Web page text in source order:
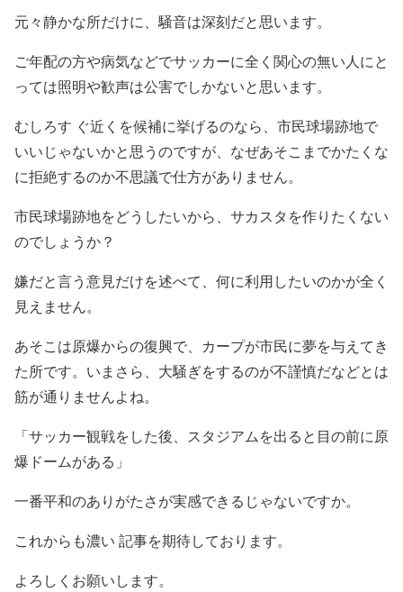
元々静かな所だけに、騒音は深刻だと思います。
ご年配の方や病気などでサッカーに全く関心の無い人にと
っては照明や歓声は公害でしかないと思います。
むしろす ぐ近くを候補に挙げるのなら、市民球場跡地で
いいじゃないかと思うのですが、なぜあそこまでかたくな
に拒絶するのか不思議で仕方がありません。
市民球場跡地をどうしたいから、サカスタを作りたくない
のでしょうか？
嫌だと言う意見だけを述べて、何に利用したいのかが全く
見えません。
あそこは原爆からの復興で、カープが市民に夢を与えてき
た所です。いまさら、大騒ぎをするのが不謹慎だなどとは
筋が通りませんよね。
「サッカー観戦をした後、スタジアムを出ると目の前に原
爆ドームがある」
一番平和のありがたさが実感できるじゃないですか。
これからも濃い 記事を期待しております。
よろしくお願いします。